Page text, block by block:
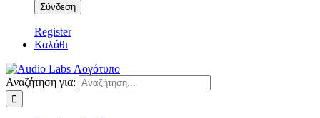
Register
Καλάθι
Αναζήτηση για: